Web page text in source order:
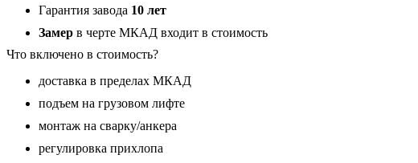
структурой
Гарантия завода 10 лет
Замер в черте МКАД входит в стоимость
Что включено в стоимость?
доставка в пределах МКАД
подъем на грузовом лифте
монтаж на сварку/анкера
регулировка прихлопа